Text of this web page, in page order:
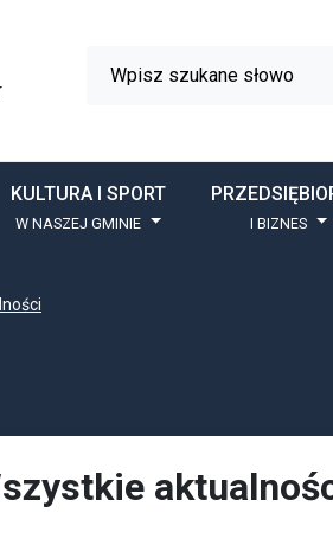
Wyszukiwarka
KULTURA I SPORT
W NASZEJ GMINIE I BIZNES